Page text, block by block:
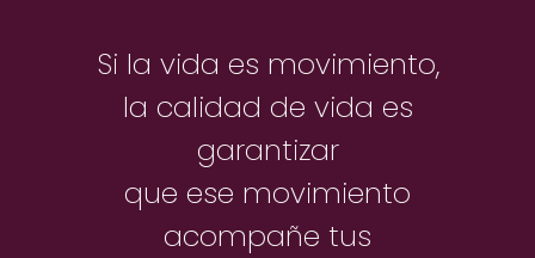
Si la vida es movimiento,
la calidad de vida es
garantizar
que ese movimiento
acompañe tus